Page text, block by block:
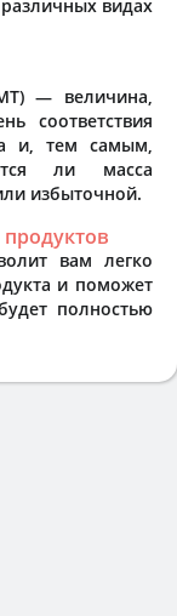
видах
— величина,
соответствия
и, тем самым,
ли масса
избыточной.
вам легко
и поможет
полностью